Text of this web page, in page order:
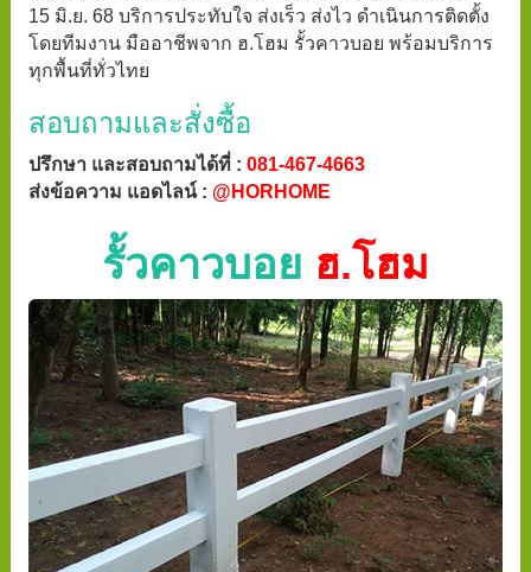
15 มิ.ย. 68 บริการประทับใจ ส่งเร็ว ส่งไว ดำเนินการติดตั้ง
โดยทีมงาน มืออาชีพจาก ฮ.โฮม รั้วคาวบอย พร้อมบริการ
ทุกพื้นที่ทั่วไทย
สอบถามและสั่งซื้อ
ปรึกษา และสอบถามได้ที่ : 081-467-4663
ส่งข้อความ แอดไลน์ : @HORHOME
รั้วคาวบอย ฮ.โฮม